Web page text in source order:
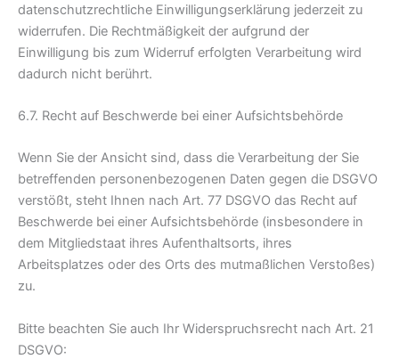
datenschutzrechtliche Einwilligungserklärung jederzeit zu
widerrufen. Die Rechtmäßigkeit der aufgrund der
Einwilligung bis zum Widerruf erfolgten Verarbeitung wird
dadurch nicht berührt.
6.7. Recht auf Beschwerde bei einer Aufsichtsbehörde
Wenn Sie der Ansicht sind, dass die Verarbeitung der Sie
betreffenden personenbezogenen Daten gegen die DSGVO
verstößt, steht Ihnen nach Art. 77 DSGVO das Recht auf
Beschwerde bei einer Aufsichtsbehörde (insbesondere in
dem Mitgliedstaat ihres Aufenthaltsorts, ihres
Arbeitsplatzes oder des Orts des mutmaßlichen Verstoßes)
zu.
Bitte beachten Sie auch Ihr Widerspruchsrecht nach Art. 21
DSGVO: